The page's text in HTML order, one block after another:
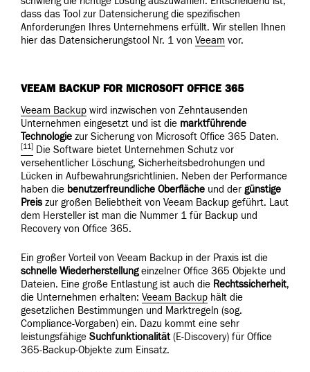
dass das Tool zur Datensicherung die spezifischen
Anforderungen Ihres Unternehmens erfüllt. Wir stellen Ihnen
hier das Datensicherungstool Nr. 1 von Veeam vor.
VEEAM BACKUP FOR MICROSOFT OFFICE 365
Veeam Backup wird inzwischen von Zehntausenden
Unternehmen eingesetzt und ist die marktführende
Technologie zur Sicherung von Microsoft Office 365 Daten.
[11] Die Software bietet Unternehmen Schutz vor
versehentlicher Löschung, Sicherheitsbedrohungen und
Lücken in Aufbewahrungsrichtlinien. Neben der Performance
haben die benutzerfreundliche Oberfläche und der günstige
Preis zur großen Beliebtheit von Veeam Backup geführt. Laut
dem Hersteller ist man die Nummer 1 für Backup und
Recovery von Office 365.
Ein großer Vorteil von Veeam Backup in der Praxis ist die
schnelle Wiederherstellungeinzelner Office 365 Objekte und
Dateien. Eine große Entlastung ist auch die Rechtssicherheit,
die Unternehmen erhalten: Veeam Backup hält die
gesetzlichen Bestimmungen und Marktregeln (sog.
Compliance-Vorgaben) ein. Dazu kommt eine sehr
leistungsfähige Suchfunktionalität(E-Discovery) für Office
365-Backup-Objekte zum Einsatz.